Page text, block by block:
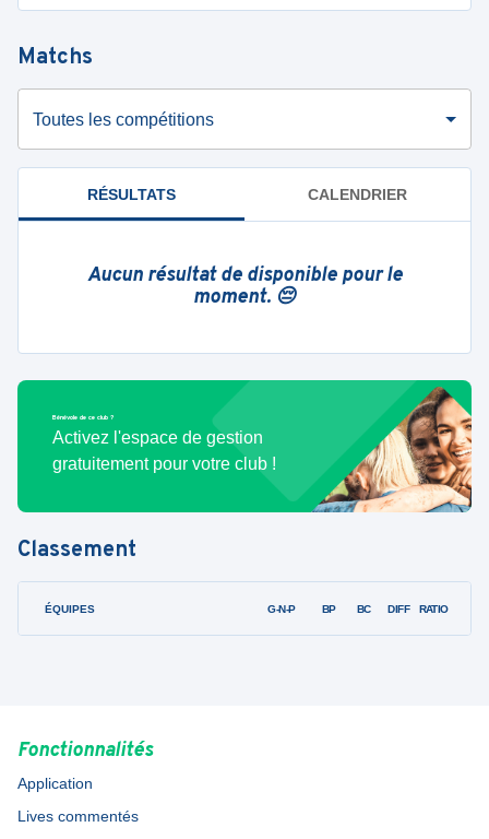
Matchs
Toutes les compétitions
RÉSULTATS CALENDRIER
Aucun résultat de disponible pour le
moment. 😔
Bénévole de ce club ?
Activez l'espace de gestion
gratuitement pour votre club !
Classement
ÉQUIPES G-N-P BP BC DIFF RATIO
Fonctionnalités
Application
Lives commentés